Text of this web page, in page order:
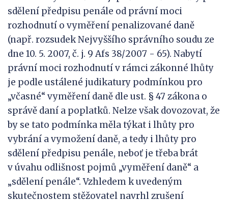
sdělení předpisu penále od právní moci
rozhodnutí o vyměření penalizované daně
(např. rozsudek Nejvyššího správního soudu ze
dne 10. 5. 2007, č. j. 9 Afs 38/2007 - 65). Nabytí
právní moci rozhodnutí v rámci zákonné lhůty
je podle ustálené judikatury podmínkou pro
„včasné“ vyměření daně dle ust. § 47 zákona o
správě daní a poplatků. Nelze však dovozovat, že
by se tato podmínka měla týkat i lhůty pro
vybrání a vymožení daně, a tedy i lhůty pro
sdělení předpisu penále, neboť je třeba brát
v úvahu odlišnost pojmů „vyměření daně“ a
„sdělení penále“. Vzhledem k uvedeným
skutečnostem stěžovatel navrhl zrušení